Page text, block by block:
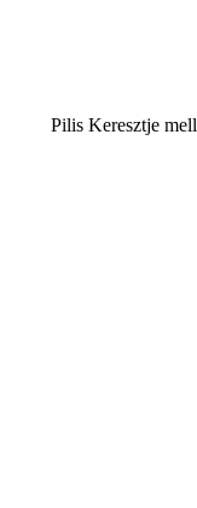
Pilis Keresztje